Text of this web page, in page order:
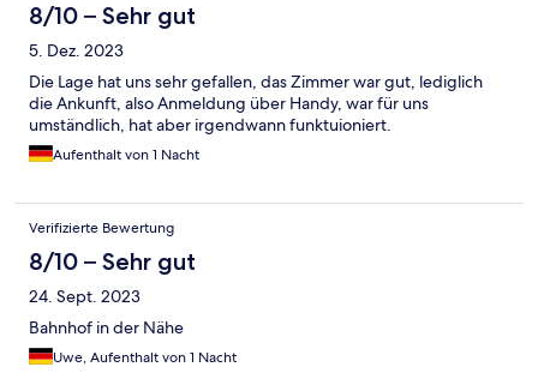
8/10 – Sehr gut
5. Dez. 2023
Die Lage hat uns sehr gefallen, das Zimmer war gut, lediglich
die Ankunft, also Anmeldung über Handy, war für uns
umständlich, hat aber irgendwann funktuioniert.
Aufenthalt von 1 Nacht
Verifizierte Bewertung
8/10 – Sehr gut
24. Sept. 2023
Bahnhof in der Nähe
Uwe, Aufenthalt von 1 Nacht